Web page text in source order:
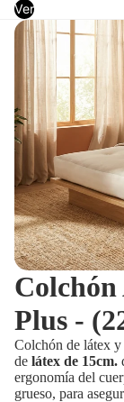
Ver
Plus -
Colchón de látex y
de látex de 15cm.
ergonomía del
grueso, para